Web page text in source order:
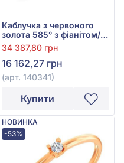
Каблучка з червоного
золота 585° з фіанітом/
куб.цирконієм, арт.
140341
34 387,80 грн
16 162,27 грн
(арт. 140341)
Купити
НОВИНКА
-53%